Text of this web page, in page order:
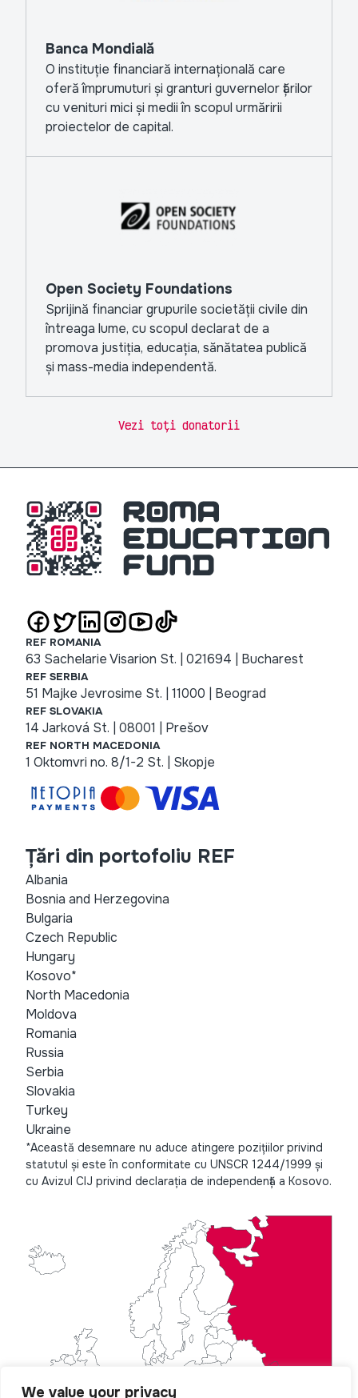
We value your privacy
Banca Mondială
O instituție financiară internațională care
oferă împrumuturi și granturi guvernelor țărilor
cu venituri mici și medii în scopul urmăririi
proiectelor de capital.
Open Society Foundations
Sprijină financiar grupurile societății civile din
întreaga lume, cu scopul declarat de a
promova justiția, educația, sănătatea publică
și mass-media independentă.
Vezi toți donatorii
REF ROMANIA
63 Sachelarie Visarion St. | 021694 | Bucharest
REF SERBIA
51 Majke Jevrosime St. | 11000 | Beograd
REF SLOVAKIA
14 Jarková St. | 08001 | Prešov
REF NORTH MACEDONIA
1 Oktomvri no. 8/1-2 St. | Skopje
Țări din portofoliu REF
Albania
Bosnia and Herzegovina
Bulgaria
Czech Republic
Hungary
Kosovo*
North Macedonia
Moldova
Romania
Russia
Serbia
Slovakia
Turkey
Ukraine
*Această desemnare nu aduce atingere pozițiilor privind
statutul și este în conformitate cu UNSCR 1244/1999 și
cu Avizul CIJ privind declarația de independență a Kosovo.